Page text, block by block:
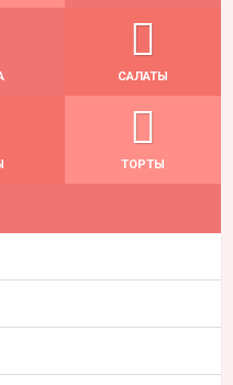
САЛАТЫ
ТОРТЫ